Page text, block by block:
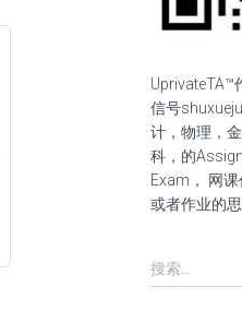
UprivateTA™
信号
计，物理，
科，的
Exam， 网
或者作业的
搜索…